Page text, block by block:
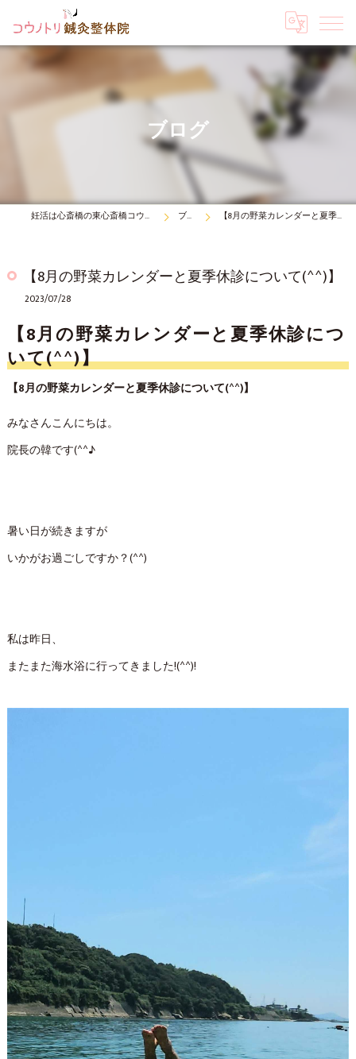
ブログ
妊活は心斎橋の東心斎橋コウノトリ鍼灸整体院 ブログ 【8月の野菜カレンダーと夏季休診について(^^)】
【8月の野菜カレンダーと夏季休診について(^^)】
2023/07/28
【8月の野菜カレンダーと夏季休診について(^^)】
【8月の野菜カレンダーと夏季休診につ
いて(^^)】
みなさんこんにちは。
院長の韓です(^^♪
暑い日が続きますが
いかがお過ごしですか？(^^)
私は昨日、
またまた海水浴に行ってきました!(^^)!